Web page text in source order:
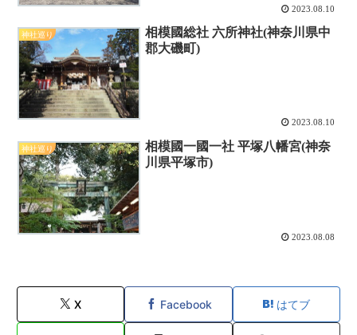
2023.08.10
神社巡り
相模國総社 六所神社(神奈川県中
郡大磯町)
2023.08.10
神社巡り
相模國一國一社 平塚八幡宮(神奈
川県平塚市)
2023.08.08
X Facebook はてブ